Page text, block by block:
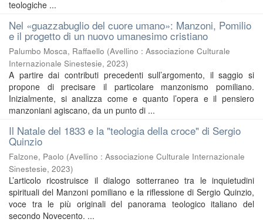
teologiche ...
Nel «guazzabuglio del cuore umano»: Manzoni, Pomilio
e il progetto di un nuovo umanesimo cristiano
Palumbo Mosca, Raffaello (Avellino : Associazione Culturale
Internazionale Sinestesie, 2023)
A partire dai contributi precedenti sull’argomento, il saggio si
propone di precisare il particolare manzonismo pomiliano.
Inizialmente, si analizza come e quanto l’opera e il pensiero
manzoniani agiscano, da un punto di ...
Il Natale del 1833 e la "teologia della croce" di Sergio
Quinzio
Falzone, Paolo (Avellino : Associazione Culturale Internazionale
Sinestesie, 2023)
L’articolo ricostruisce il dialogo sotterraneo tra le inquietudini
spirituali del Manzoni pomiliano e la riflessione di Sergio Quinzio,
voce tra le più originali del panorama teologico italiano del
secondo Novecento. ...